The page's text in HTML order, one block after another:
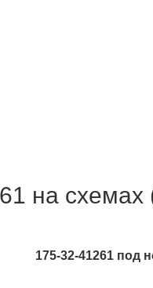
на схемах
175-32-41261 под